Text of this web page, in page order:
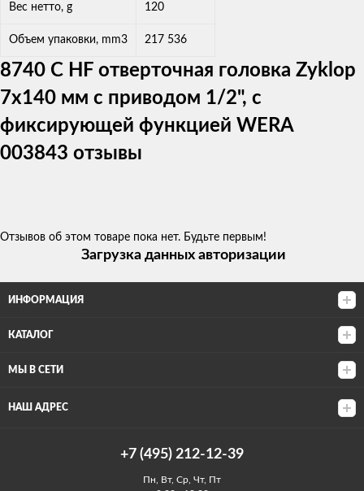
Вес нетто, g 120
Объем упаковки, mm3 217 536
8740 C HF отверточная головка Zyklop
7х140 мм с приводом 1/2", с
фиксирующей функцией WERA
003843 отзывы
Отзывов об этом товаре пока нет. Будьте первым!
Загрузка данных авторизации
ИНФОРМАЦИЯ
КАТАЛОГ
МЫ В СЕТИ
НАШ АДРЕС
+7 (495) 212-12-39
Пн, Вт, Ср, Чт, Пт